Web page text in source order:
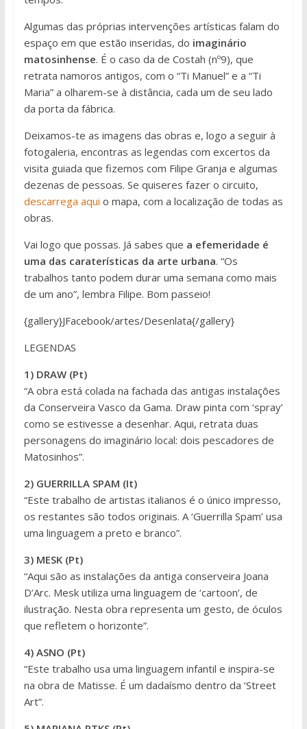
Algumas das próprias intervenções artísticas falam do
espaço em que estão inseridas, do imaginário
matosinhense. É o caso da de Costah (nº9), que
retrata namoros antigos, com o “Ti Manuel” e a “Ti
Maria” a olharem-se à distância, cada um de seu lado
da porta da fábrica.
Deixamos-te as imagens das obras e, logo a seguir à
fotogaleria, encontras as legendas com excertos da
visita guiada que fizemos com Filipe Granja e algumas
dezenas de pessoas. Se quiseres fazer o circuito,
descarrega aqui o mapa, com a localização de todas as
obras.
Vai logo que possas. Já sabes que a efemeridade é
uma das caraterísticas da arte urbana. “Os
trabalhos tanto podem durar uma semana como mais
de um ano”, lembra Filipe. Bom passeio!
{gallery}JFacebook/artes/Desenlata{/gallery}
LEGENDAS
1) DRAW (Pt)
“A obra está colada na fachada das antigas instalações
da Conserveira Vasco da Gama. Draw pinta com ‘spray’
como se estivesse a desenhar. Aqui, retrata duas
personagens do imaginário local: dois pescadores de
Matosinhos”.
2) GUERRILLA SPAM (It)
“Este trabalho de artistas italianos é o único impresso,
os restantes são todos originais. A ‘Guerrilla Spam’ usa
uma linguagem a preto e branco”.
3) MESK (Pt)
“Aqui são as instalações da antiga conserveira Joana
D’Arc. Mesk utiliza uma linguagem de ‘cartoon’, de
ilustração. Nesta obra representa um gesto, de óculos
que refletem o horizonte”.
4) ASNO (Pt)
“Este trabalho usa uma linguagem infantil e inspira-se
na obra de Matisse. É um dadaísmo dentro da ‘Street
Art”.